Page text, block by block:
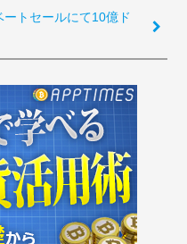
トセールにて10億ド